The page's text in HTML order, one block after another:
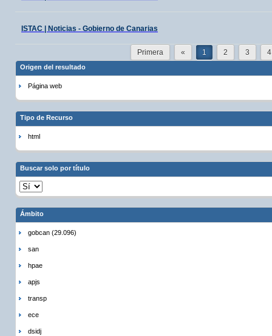
ISTAC | Noticias - Gobierno de Canarias
Primera « 1 2 3 4
Origen del resultado
Página web
Tipo de Recurso
html
Buscar solo por título
Ámbito
gobcan (29.096)
san
hpae
apjs
transp
ece
dsidj